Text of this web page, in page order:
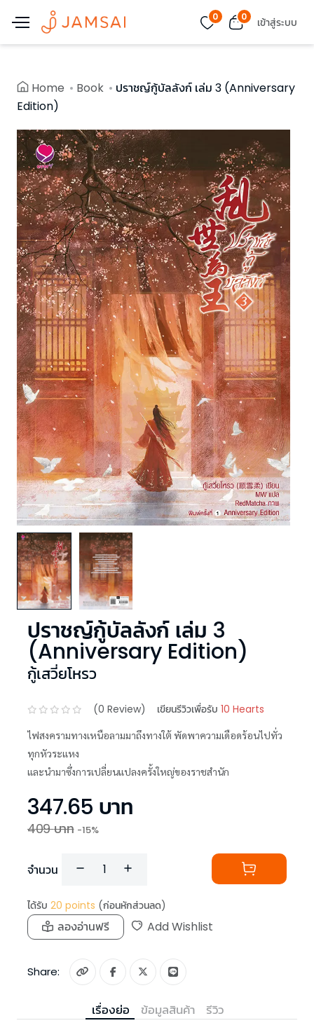
0 0 เข้าสู่ระบบ
Home Book
ปราชญ์กู้บัลลังก์ เล่ม 3 (Anniversary
Edition)
ปราชญ์กู้บัลลังก์ เล่ม 3
(Anniversary Edition)
กู้เสวี่ยโหรว
(0 Review) เขียนรีวิวเพื่อรับ 10 Hearts
ไฟสงครามทางเหนือลามมาถึงทางใต้ พัดพาความเดือดร้อนไปทั่ว
ทุกหัวระแหง
และนำมาซึ่งการเปลี่ยนแปลงครั้งใหญ่ของราชสำนัก
347.65 บาท
409บาท -15%
จำนวน
ได้รับ 20 points (ก่อนหักส่วนลด)
ลองอ่านฟรี Add Wishlist
Share:
เรื่องย่อ ข้อมูลสินค้า รีวิว